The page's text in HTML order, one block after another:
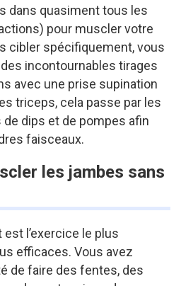
dans quasiment tous les
pour muscler votre
cibler spécifiquement, vous
incontournables tirages
avec une prise supination
triceps, cela passe par les
dips et de pompes afin
faisceaux.
les jambes sans
est l’exercice le plus
efficaces. Vous avez
de faire des fentes, des